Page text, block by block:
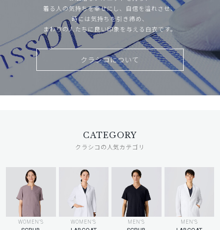
着る人の気持ちを幸せにし、自信を溢れさせ、
時には気持ちを引き締め、
まわりの人たちに良い印象を与える白衣です。
クラシコについて
CATEGORY
クラシコの人気カテゴリ
WOMEN’S WOMEN’S MEN’S MEN’S